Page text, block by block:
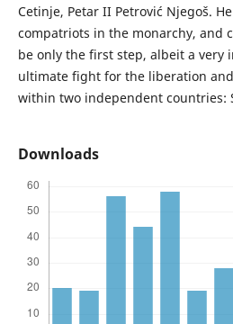
Cetinje, Petar II Petrović Njegoš.
compatriots in the monarchy, and
be only the first step, albeit a very
ultimate fight for the liberation
within two independent countries:
Downloads